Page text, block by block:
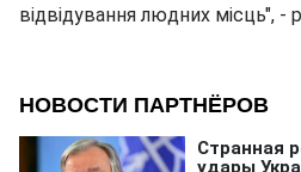
відвідування людних місць",